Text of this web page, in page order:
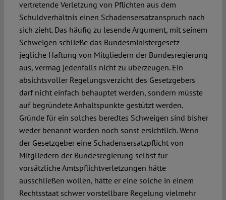
vertretende Verletzung von Pflichten aus dem
Schuldverhältnis einen Schadensersatzanspruch nach
sich zieht. Das häufig zu lesende Argument, mit seinem
Schweigen schließe das Bundesministergesetz
jegliche Haftung von Mitgliedern der Bundesregierung
aus, vermag jedenfalls nicht zu überzeugen. Ein
absichtsvoller Regelungsverzicht des Gesetzgebers
darf nicht einfach behauptet werden, sondern müsste
auf begründete Anhaltspunkte gestützt werden.
Gründe für ein solches beredtes Schweigen sind bisher
weder benannt worden noch sonst ersichtlich. Wenn
der Gesetzgeber eine Schadensersatzpflicht von
Mitgliedern der Bundesregierung selbst für
vorsätzliche Amtspflichtverletzungen hätte
ausschließen wollen, hätte er eine solche in einem
Rechtsstaat schwer vorstellbare Regelung vielmehr